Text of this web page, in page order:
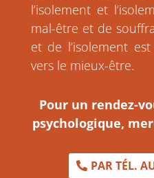
l’isolement et
mal-être et de
et de l’isolement
vers le mieux-être.
Pour un rendez-
psychologique,
PAR TÉL.